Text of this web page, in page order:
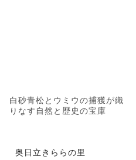
白砂青松とウミウの捕獲が織
りなす自然と歴史の宝庫
奥日立きららの里